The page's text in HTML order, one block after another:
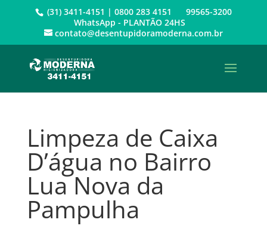
(31) 3411-4151 | 0800 283 4151 99565-3200
WhatsApp - PLANTÃO 24HS
contato@desentupidoramoderna.com.br
Limpeza de Caixa
D’água no Bairro
Lua Nova da
Pampulha